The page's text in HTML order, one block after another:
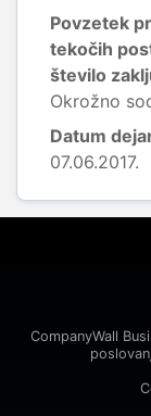
Povzetek
tekočih
število
Okrožno
Datum
07.06.2017.
CompanyWall